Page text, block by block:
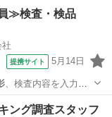
き状況 🔸設備 など
≫検査・検品
提携サイト 5月14日
、検査内容を入力
ング調査スタッフ